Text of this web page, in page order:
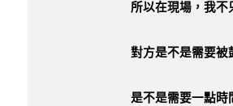
所以在現場，我不
對方是不是需要被
是不是需要一點時